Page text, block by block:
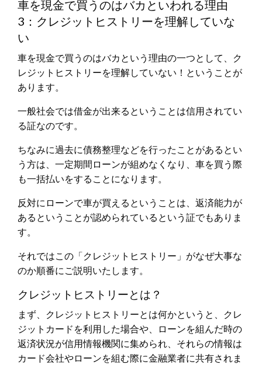
車を現金で買うのはバカといわれる理由
3：クレジットヒストリーを理解していな
い
車を現金で買うのはバカという理由の一つとして、ク
レジットヒストリーを理解していない！ということが
あります。
一般社会では借金が出来るということは信用されてい
る証なのです。
ちなみに過去に債務整理などを行ったことがあるとい
う方は、一定期間ローンが組めなくなり、車を買う際
も一括払いをすることになります。
反対にローンで車が買えるということは、返済能力が
あるということが認められているという証でもありま
す。
それではこの「クレジットヒストリー」がなぜ大事な
のか順番にご説明いたします。
クレジットヒストリーとは？
まず、クレジットヒストリーとは何かというと、クレ
ジットカードを利用した場合や、ローンを組んだ時の
返済状況が信用情報機関に集められ、それらの情報は
カード会社やローンを組む際に金融業者に共有されま